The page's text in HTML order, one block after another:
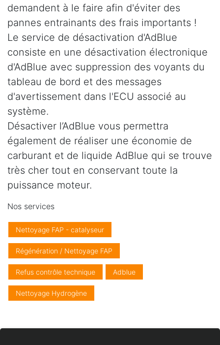
demandent à le faire afin d'éviter des
pannes entrainants des frais importants !
Le service de désactivation d'AdBlue
consiste en une désactivation électronique
d'AdBlue avec suppression des voyants du
tableau de bord et des messages
d'avertissement dans l'ECU associé au
système.
Désactiver l’AdBlue vous permettra
également de réaliser une économie de
carburant et de liquide AdBlue qui se trouve
très cher tout en conservant toute la
puissance moteur.
Nos services
Nettoyage FAP - catalyseur
Régénération / Nettoyage FAP
Refus contrôle technique Adblue
Nettoyage Hydrogène